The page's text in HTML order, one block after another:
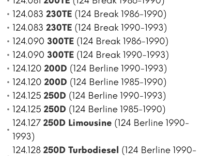
124.083 230TE (124 Break 1986-1990)
124.083 230TE (124 Break 1990-1993)
124.090 300TE (124 Break 1986-1990)
124.090 300TE (124 Break 1990-1993)
124.120 200D (124 Berline 1990-1993)
124.120 200D (124 Berline 1985-1990)
124.125 250D (124 Berline 1990-1993)
124.125 250D (124 Berline 1985-1990)
124.127 250D Limousine (124 Berline 1990-
1993)
124.128 250D Turbodiesel (124 Berline 1990-